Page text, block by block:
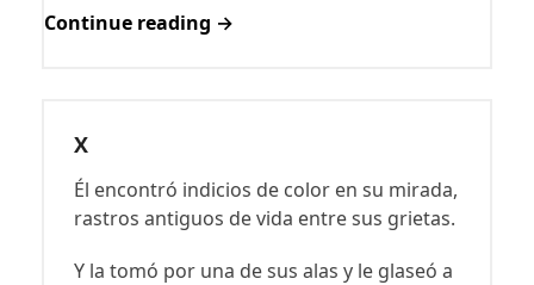
Continue reading →
X
Él encontró indicios de color en su mirada,
rastros antiguos de vida entre sus grietas.
Y la tomó por una de sus alas y le glaseó a